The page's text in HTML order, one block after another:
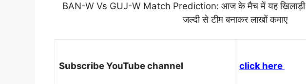
BAN-W Vs GUJ-W Match Prediction: आज के मैच में यह खिलाड़ी
जल्दी से टीम बनाकर लाखों कमाए
Subscribe YouTube channel click here